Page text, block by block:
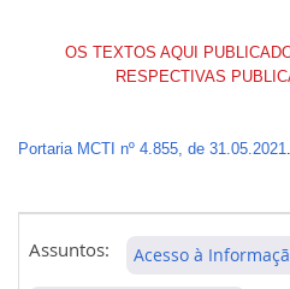
OS TEXTOS AQUI
RESPECTIVAS
Portaria MCTI nº 4.855, de 31.05.2021.
Assuntos: Acesso à